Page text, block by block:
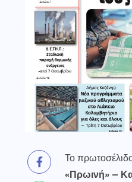
Το
«Πρωινή» –